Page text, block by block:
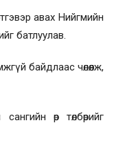
авах Нийгмийн
батлуулав.
байдлаас чөлөөлж,
өр төлбөрийг